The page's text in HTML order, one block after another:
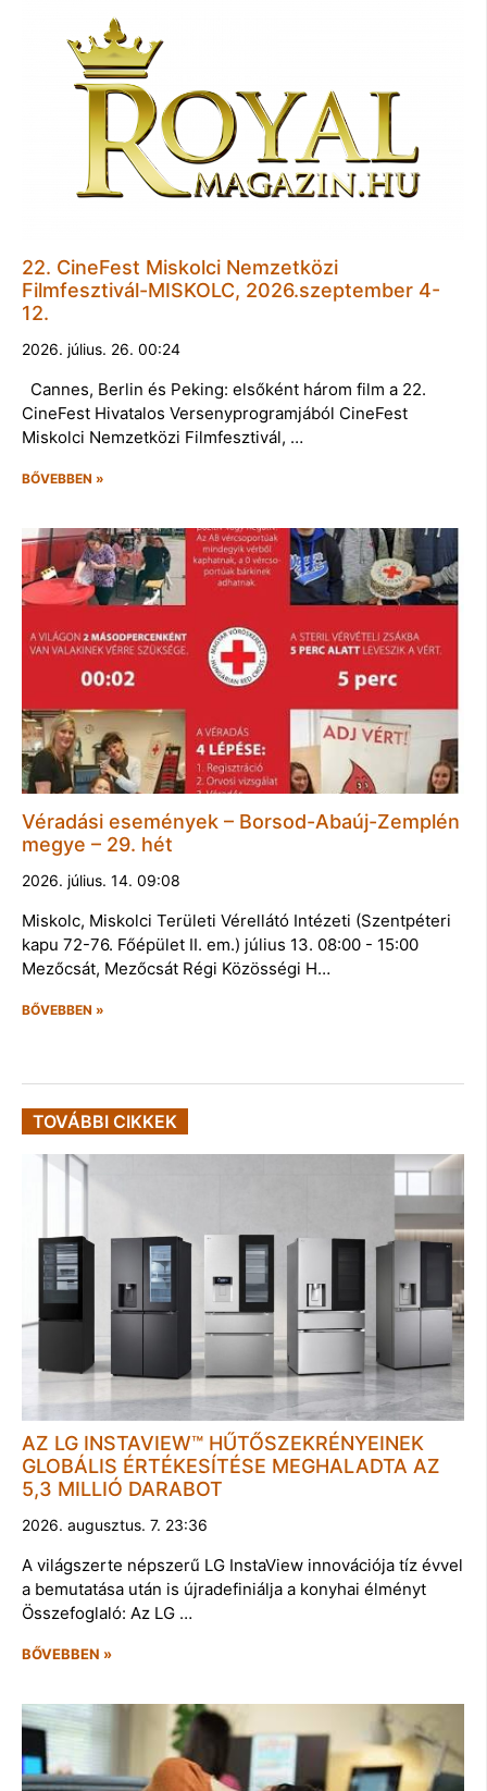
22. CineFest Miskolci Nemzetközi
Filmfesztivál-MISKOLC, 2026.szeptember 4-
12.
2026. július. 26. 00:24
Cannes, Berlin és Peking: elsőként három film a 22.
CineFest Hivatalos Versenyprogramjából CineFest
Miskolci Nemzetközi Filmfesztivál, …
BŐVEBBEN »
Véradási események – Borsod-Abaúj-Zemplén
megye – 29. hét
2026. július. 14. 09:08
Miskolc, Miskolci Területi Vérellátó Intézeti (Szentpéteri
kapu 72-76. Főépület II. em.) július 13. 08:00 - 15:00
Mezőcsát, Mezőcsát Régi Közösségi H…
BŐVEBBEN »
TOVÁBBI CIKKEK
AZ LG INSTAVIEW™ HŰTŐSZEKRÉNYEINEK
GLOBÁLIS ÉRTÉKESÍTÉSE MEGHALADTA AZ
5,3 MILLIÓ DARABOT
2026. augusztus. 7. 23:36
A világszerte népszerű LG InstaView innovációja tíz évvel
a bemutatása után is újradefiniálja a konyhai élményt
Összefoglaló: Az LG …
BŐVEBBEN »